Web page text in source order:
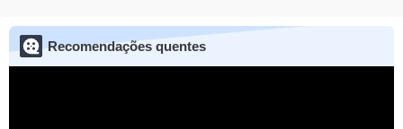
Recomendações quentes